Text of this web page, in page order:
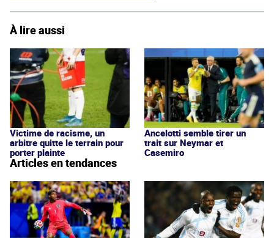
À lire aussi
Victime de racisme, un
arbitre quitte le terrain pour
porter plainte
Ancelotti semble tirer un
trait sur Neymar et
Casemiro
Articles en tendances